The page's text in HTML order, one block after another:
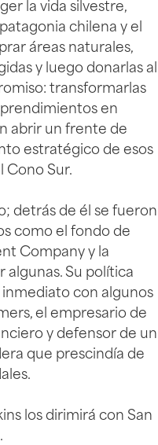
la vida silvestre,
chilena y el
áreas naturales,
y luego donarlas al
transformarlas
en
abrir un frente de
estratégico de esos
Cono Sur.
detrás de él se fueron
como el fondo de
Company y la
algunas. Su política
con algunos
el empresario de
y defensor de un
que prescindía de
los dirimirá con San